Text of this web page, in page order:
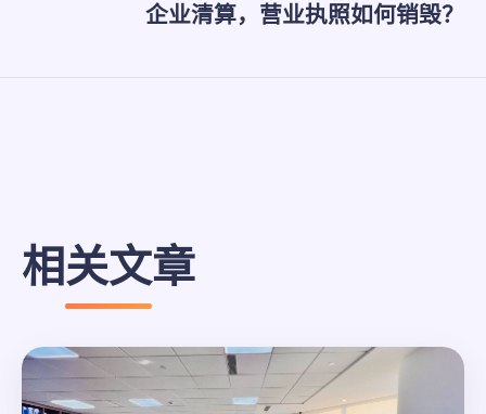
企业清算，营业执照如何销毁？
相关文章